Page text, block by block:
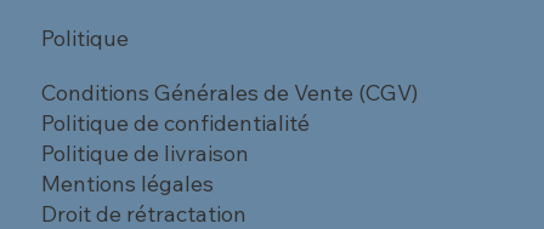
Politique
Conditions Générales de Vente (CGV)
Politique de confidentialité
Politique de livraison
Mentions légales
Droit de rétractation